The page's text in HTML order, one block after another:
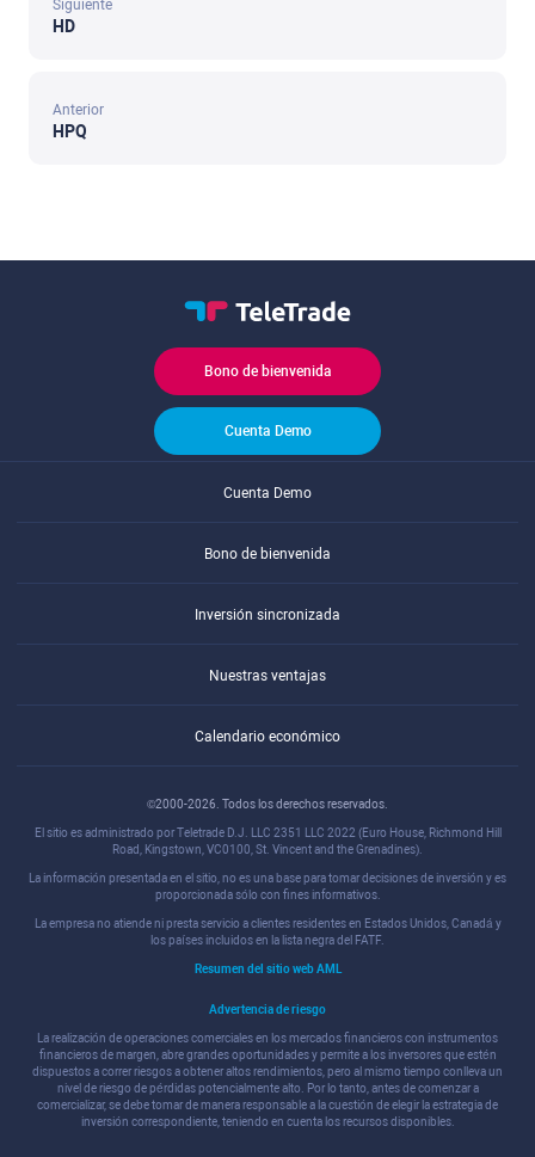
Siguiente
HD
Anterior
HPQ
Bono de bienvenida
Cuenta Demo
Cuenta Demo
Bono de bienvenida
Inversión sincronizada
Nuestras ventajas
Calendario económico
©2000-2026. Todos los derechos reservados.
El sitio es administrado por Teletrade D.J. LLC 2351 LLC 2022 (Euro House, Richmond Hill
Road, Kingstown, VC0100, St. Vincent and the Grenadines).
La información presentada en el sitio, no es una base para tomar decisiones de inversión y es
proporcionada sólo con fines informativos.
La empresa no atiende ni presta servicio a clientes residentes en Estados Unidos, Canadá y
los países incluidos en la lista negra del FATF.
Resumen del sitio web AML
Advertencia de riesgo
La realización de operaciones comerciales en los mercados financieros con instrumentos
financieros de margen, abre grandes oportunidades y permite a los inversores que estén
dispuestos a correr riesgos a obtener altos rendimientos, pero al mismo tiempo conlleva un
nivel de riesgo de pérdidas potencialmente alto. Por lo tanto, antes de comenzar a
comercializar, se debe tomar de manera responsable a la cuestión de elegir la estrategia de
inversión correspondiente, teniendo en cuenta los recursos disponibles.